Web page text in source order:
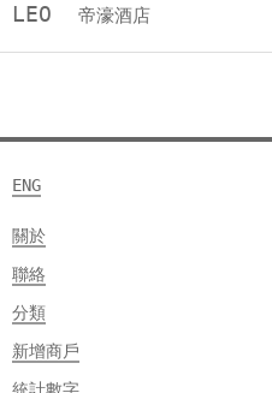
LEO 帝濠酒店
ENG
關於
聯絡
分類
新增商戶